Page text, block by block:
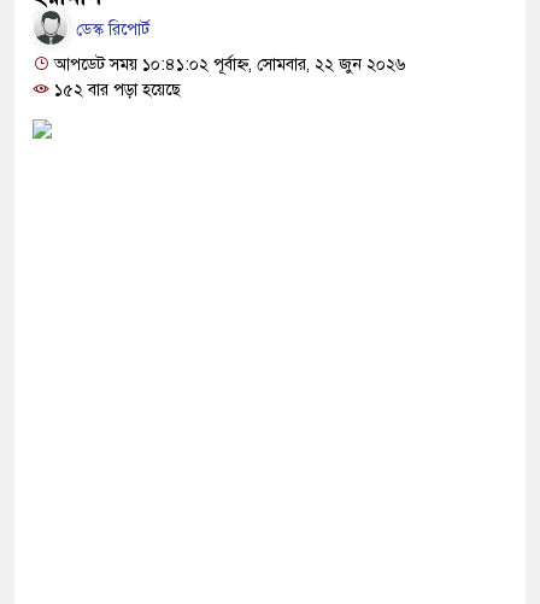
চূড়ান্ত তারিখ ঘোষণা
যৌন নিপীড়ন, জামায়াত কর্মীকে ৫০ বেত্রাঘাত
তৃতীয় পক্ষের ভূমিকা দেখছেন বিশ্লেষকরা
ডেস্ক রিপোর্ট
আপডেট সময় ১০:৪১:০২ পূর্বাহ্ন, সোমবার, ২২ জুন ২০২৬
১৫২ বার পড়া হয়েছে